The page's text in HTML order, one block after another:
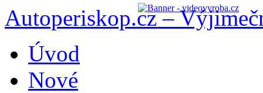
Autoperiskop.cz –
obsahu
webu
Úvod
Nové